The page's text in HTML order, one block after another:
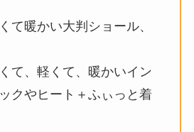
て暖かい大判ショール、
て、軽くて、暖かいイン
クやヒート＋ふぃっと着